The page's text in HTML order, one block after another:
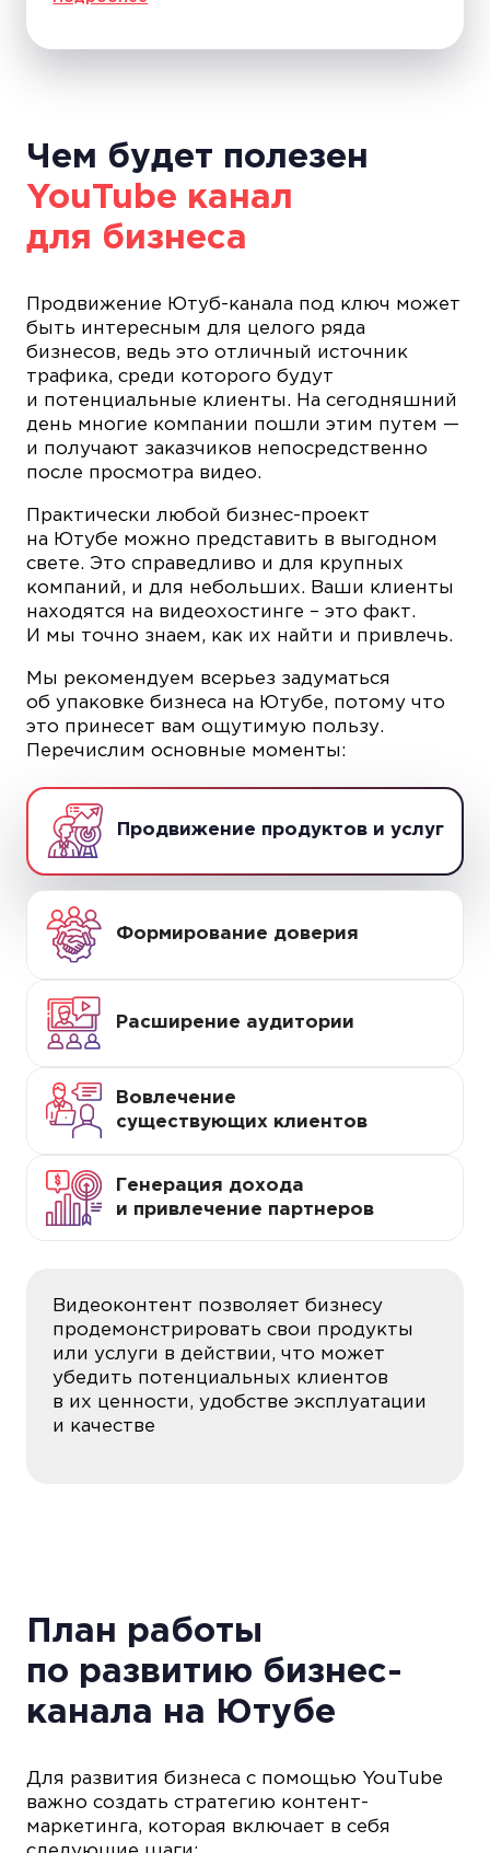
Чем будет полезен
YouTube канал
для бизнеса
Продвижение Ютуб-канала под ключ может
быть интересным для целого ряда
бизнесов, ведь это отличный источник
трафика, среди которого будут
и потенциальные клиенты. На сегодняшний
день многие компании пошли этим путем —
и получают заказчиков непосредственно
после просмотра видео.
Практически любой бизнес-проект
на Ютубе можно представить в выгодном
свете. Это справедливо и для крупных
компаний, и для небольших. Ваши клиенты
находятся на видеохостинге – это факт.
И мы точно знаем, как их найти и привлечь.
Мы рекомендуем всерьез задуматься
об упаковке бизнеса на Ютубе, потому что
это принесет вам ощутимую пользу.
Перечислим основные моменты:
Продвижение продуктов и услуг
Формирование доверия
Расширение аудитории
Вовлечение
существующих клиентов
Генерация дохода
и привлечение партнеров
Видеоконтент позволяет бизнесу
продемонстрировать свои продукты
или услуги в действии, что может
убедить потенциальных клиентов
в их ценности, удобстве эксплуатации
и качестве
План работы
по развитию бизнес-
канала на Ютубе
Для развития бизнеса с помощью YouTube
важно создать стратегию контент-
маркетинга, которая включает в себя